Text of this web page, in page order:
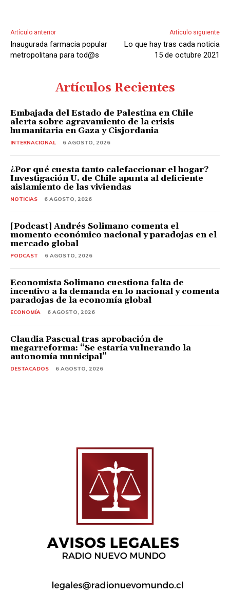
i
o
Artículo anterior
Inaugurada farmacia popular
metropolitana para tod@s
Artículo siguiente
Lo que hay tras cada noticia
15 de octubre 2021
Artículos Recientes
Embajada del Estado de Palestina en Chile
alerta sobre agravamiento de la crisis
humanitaria en Gaza y Cisjordania
INTERNACIONAL 6 AGOSTO, 2026
¿Por qué cuesta tanto calefaccionar el hogar?
Investigación U. de Chile apunta al deficiente
aislamiento de las viviendas
NOTICIAS 6 AGOSTO, 2026
[Podcast] Andrés Solimano comenta el
momento económico nacional y paradojas en el
mercado global
PODCAST 6 AGOSTO, 2026
Economista Solimano cuestiona falta de
incentivo a la demanda en lo nacional y comenta
paradojas de la economía global
ECONOMÍA 6 AGOSTO, 2026
Claudia Pascual tras aprobación de
megarreforma: “Se estaría vulnerando la
autonomía municipal”
DESTACADOS 6 AGOSTO, 2026